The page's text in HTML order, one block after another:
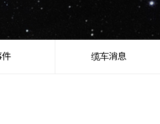
缆车消息